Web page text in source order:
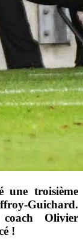
une troisième
Guichard.
Olivier
!